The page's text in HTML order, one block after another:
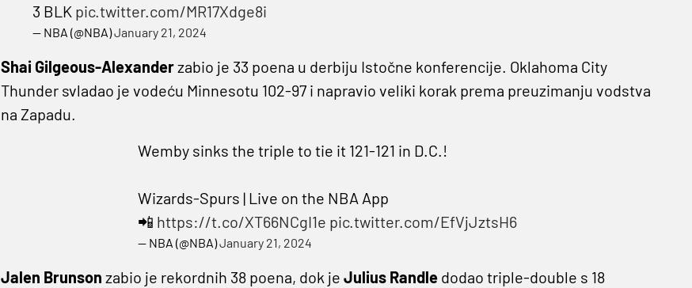
3 BLK pic.twitter.com/MR17Xdge8i
— NBA (@NBA)January 21, 2024
Shai Gilgeous-Alexanderzabio je 33 poena u derbiju Istočne konferencije. Oklahoma City
Thunder svladao je vodeću Minnesotu 102-97 i napravio veliki korak prema preuzimanju vodstva
na Zapadu.
Wemby sinks the triple to tie it 121-121 in D.C.!
Wizards-Spurs | Live on the NBA App
📲 https://t.co/XT66NCgI1e pic.twitter.com/EfVjJztsH6
— NBA (@NBA)January 21, 2024
Jalen Brunson zabio je rekordnih 38 poena, dok je Julius Randledodao triple-double s 18